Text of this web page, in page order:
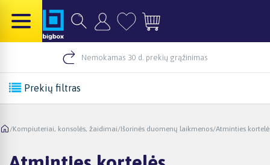
Nemokamas 30 d. prekių grąžinimas
Prekių filtras
/Kompiuteriai, konsolės, žaidimai/Išorinės duomenų laikmenos/Atminties